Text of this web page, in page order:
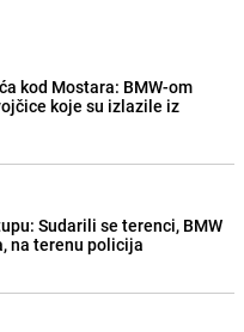
kod Mostara: BMW-om
koje su izlazile iz
Sudarili se terenci, BMW
na terenu policija